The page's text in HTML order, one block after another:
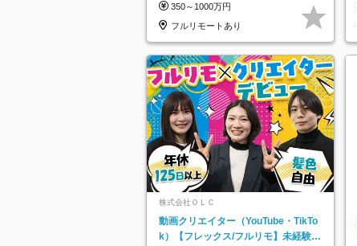
実で安心
350～1000万円
フルリモートあり
株式会社ＯＬＣ
動画クリエイター（YouTube・TikTo
k）【フレックス/フルリモ】未経験O